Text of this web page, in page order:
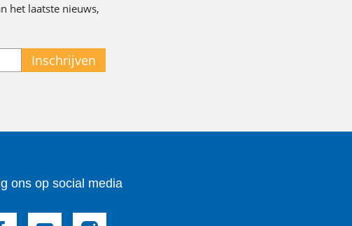
het laatste nieuws,
Inschrijven
ons op social media